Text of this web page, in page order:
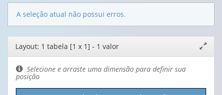
A seleção atual não possui erros.
Editor
de
layout
janela
Layout: 1 tabela [1 x 1] - 1 valor
Selecione e arraste uma dimensão para definir sua
posição